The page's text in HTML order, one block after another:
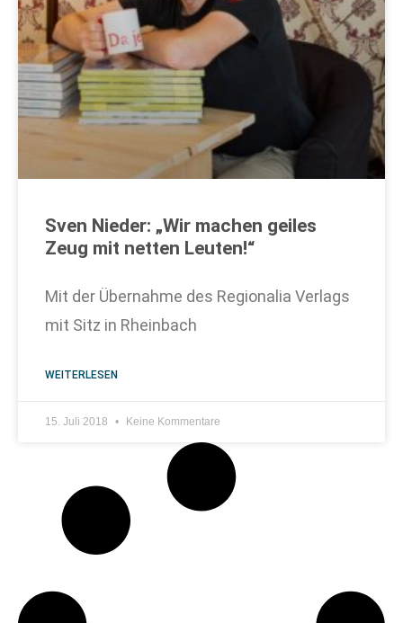
Sven Nieder: „Wir machen geiles
Zeug mit netten Leuten!“
Mit der Übernahme des Regionalia Verlags
mit Sitz in Rheinbach
WEITERLESEN
15. Juli 2018 Keine Kommentare